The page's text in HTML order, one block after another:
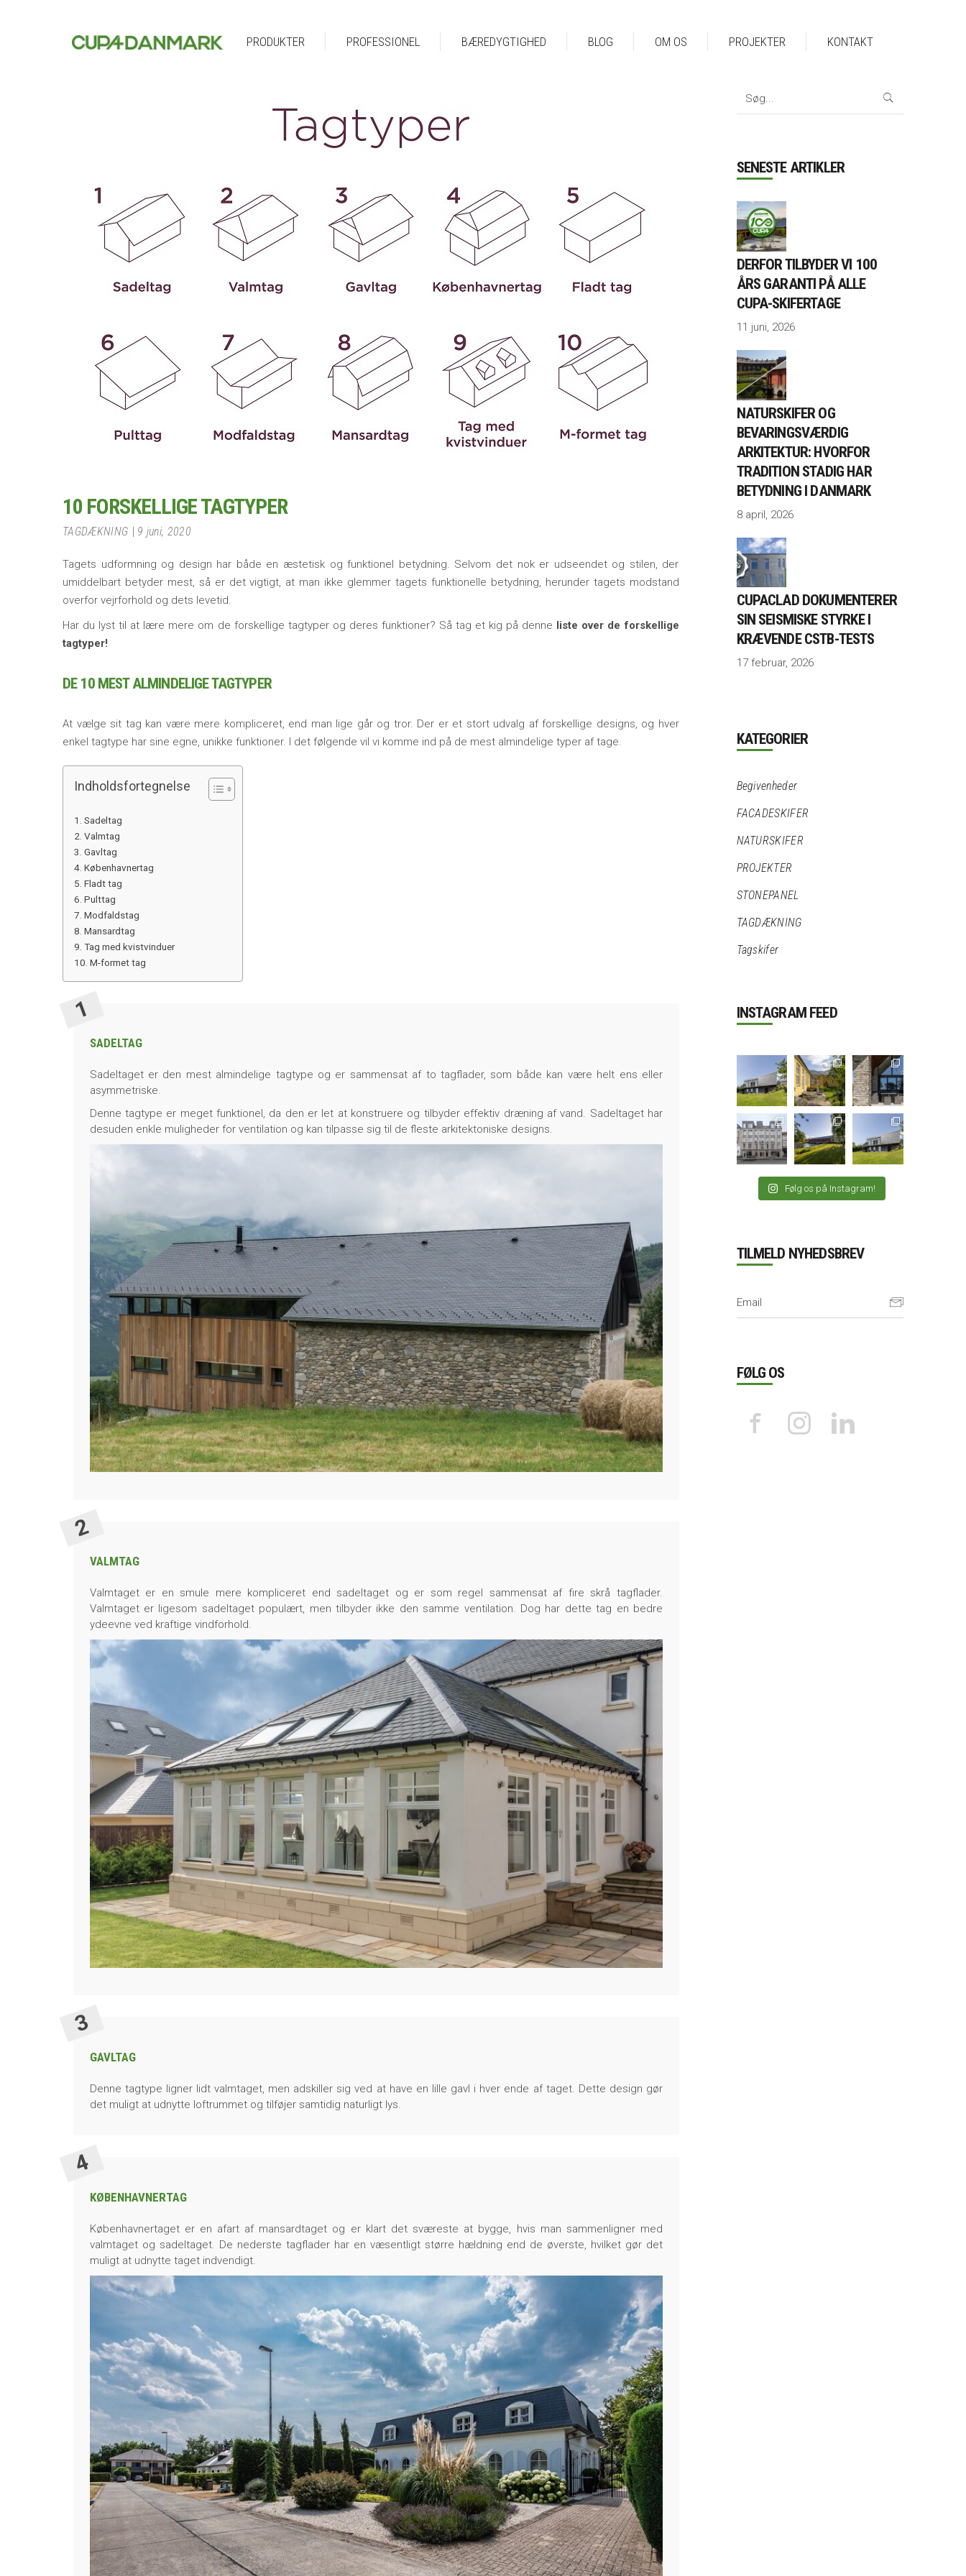
PRODUKTER PROFESSIONEL BÆREDYGTIGHED BLOG OM OS PROJEKTER KONTAKT
10 FORSKELLIGE TAGTYPER
TAGDÆKNING 9 juni, 2020
Tagets udformning og design har både en æstetisk og funktionel betydning. Selvom det nok er udseendet og stilen, der
umiddelbart betyder mest, så er det vigtigt, at man ikke glemmer tagets funktionelle betydning, herunder tagets modstand
overfor vejrforhold og dets levetid.
Har du lyst til at lære mere om de forskellige tagtyper og deres funktioner? Så tag et kig på denne liste over de forskellige
tagtyper!
DE 10 MEST ALMINDELIGE TAGTYPER
At vælge sit tag kan være mere kompliceret, end man lige går og tror. Der er et stort udvalg af forskellige designs, og hver
enkel tagtype har sine egne, unikke funktioner. I det følgende vil vi komme ind på de mest almindelige typer af tage.
Indholdsfortegnelse
Sadeltag
Valmtag
Gavltag
Københavnertag
Fladt tag
Pulttag
Modfaldstag
Mansardtag
Tag med kvistvinduer
M-formet tag
SADELTAG
Sadeltaget er den mest almindelige tagtype og er sammensat af to tagflader, som både kan være helt ens eller
asymmetriske.
Denne tagtype er meget funktionel, da den er let at konstruere og tilbyder effektiv dræning af vand. Sadeltaget har
desuden enkle muligheder for ventilation og kan tilpasse sig til de fleste arkitektoniske designs.
VALMTAG
Valmtaget er en smule mere kompliceret end sadeltaget og er som regel sammensat af fire skrå tagflader.
Valmtaget er ligesom sadeltaget populært, men tilbyder ikke den samme ventilation. Dog har dette tag en bedre
ydeevne ved kraftige vindforhold.
GAVLTAG
Denne tagtype ligner lidt valmtaget, men adskiller sig ved at have en lille gavl i hver ende af taget. Dette design gør
det muligt at udnytte loftrummet og tilføjer samtidig naturligt lys.
KØBENHAVNERTAG
Københavnertaget er en afart af mansardtaget og er klart det sværeste at bygge, hvis man sammenligner med
valmtaget og sadeltaget. De nederste tagflader har en væsentligt større hældning end de øverste, hvilket gør det
muligt at udnytte taget indvendigt.
Search
SENESTE ARTIKLER
DERFOR TILBYDER VI 100
ÅRS GARANTI PÅ ALLE
CUPA-SKIFERTAGE
11 juni, 2026
NATURSKIFER OG
BEVARINGSVÆRDIG
ARKITEKTUR: HVORFOR
TRADITION STADIG HAR
BETYDNING I DANMARK
8 april, 2026
CUPACLAD DOKUMENTERER
SIN SEISMISKE STYRKE I
KRÆVENDE CSTB-TESTS
17 februar, 2026
KATEGORIER
Begivenheder
FACADESKIFER
NATURSKIFER
PROJEKTER
STONEPANEL
TAGDÆKNING
Tagskifer
INSTAGRAM FEED
Følg os på Instagram!
TILMELD NYHEDSBREV
FØLG OS